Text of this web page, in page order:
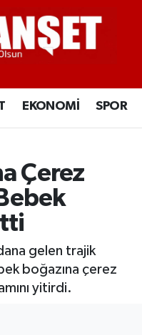
EKONOMİ SPOR
Çerez
gelen trajik
boğazına çerez
yitirdi.
Fikstür